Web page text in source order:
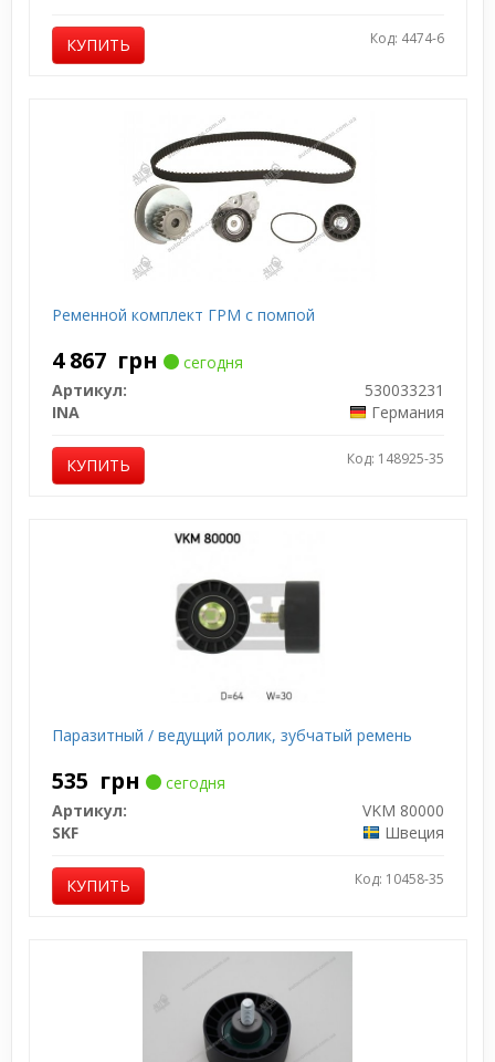
КУПИТЬ Код: 4474-6
Ременной комплект ГРМ с помпой
4 867 грн
сегодня
Артикул:
530033231
INA
Германия
КУПИТЬ Код: 148925-35
Паразитный / ведущий ролик, зубчатый ремень
535 грн
сегодня
Артикул:
VKM 80000
SKF
Швеция
КУПИТЬ Код: 10458-35